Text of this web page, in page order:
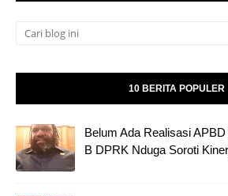
10 BERITA POPULER
Belum Ada Realisasi
B DPRK Nduga Soroti